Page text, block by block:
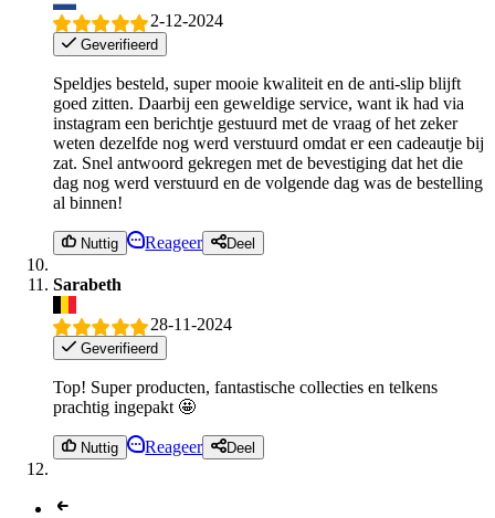
2-12-2024
Geverifieerd
Speldjes besteld, super mooie kwaliteit en de anti-slip blijft
goed zitten. Daarbij een geweldige service, want ik had via
instagram een berichtje gestuurd met de vraag of het zeker
weten dezelfde nog werd verstuurd omdat er een cadeautje bij
zat. Snel antwoord gekregen met de bevestiging dat het die
dag nog werd verstuurd en de volgende dag was de bestelling
al binnen!
Nuttig Reageer Deel
Sarabeth
28-11-2024
Geverifieerd
Top! Super producten, fantastische collecties en telkens
prachtig ingepakt 🤩
Nuttig Reageer Deel